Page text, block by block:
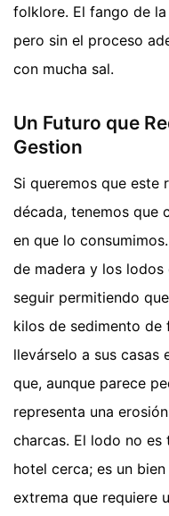
folklore. El fango de
pero sin el proceso
con mucha sal.
Un Futuro que
Gestion
Si queremos que este
década, tenemos que
en que lo
de madera y los
seguir permitiendo
kilos de sedimento de
llevárselo a sus casas
que, aunque parece
representa una
charcas. El lodo no
hotel cerca; es un
extrema que requiere